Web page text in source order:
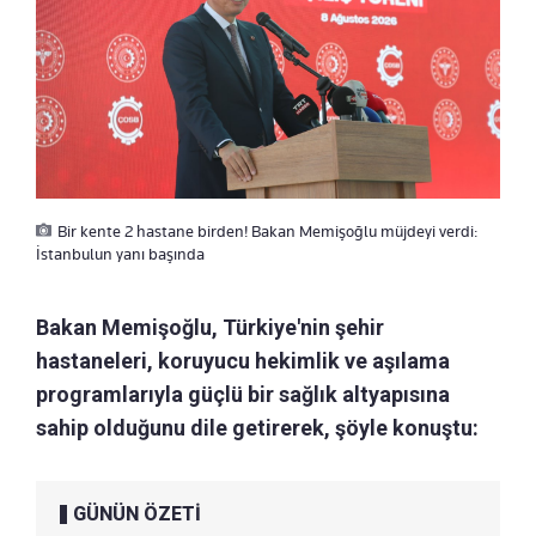
Bir kente 2 hastane birden! Bakan Memişoğlu müjdeyi verdi:
İstanbulun yanı başında
Bakan Memişoğlu, Türkiye'nin şehir
hastaneleri, koruyucu hekimlik ve aşılama
programlarıyla güçlü bir sağlık altyapısına
sahip olduğunu dile getirerek, şöyle konuştu:
GÜNÜN ÖZETİ